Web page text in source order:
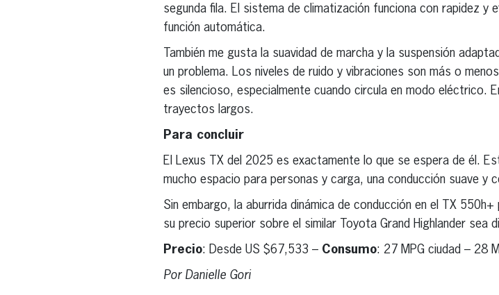
segunda fila. El sistema de climatización funciona con rapidez y
función automática.
También me gusta la suavidad de marcha y la suspensión
un problema. Los niveles de ruido y vibraciones son más o
es silencioso, especialmente cuando circula en modo eléctrico.
trayectos largos.
Para concluir
El Lexus TX del 2025 es exactamente lo que se espera de él.
mucho espacio para personas y carga, una conducción suave y
Sin embargo, la aburrida dinámica de conducción en el TX
su precio superior sobre el similar Toyota Grand Highlander sea
Precio: Desde US $67,533 – Consumo: 27 MPG ciudad – 28
Por Danielle Gori